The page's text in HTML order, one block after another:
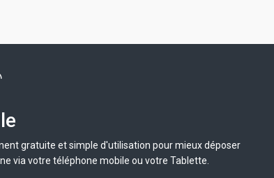
gratuite et simple d'utilisation pour mieux déposer
via votre téléphone mobile ou votre Tablette.